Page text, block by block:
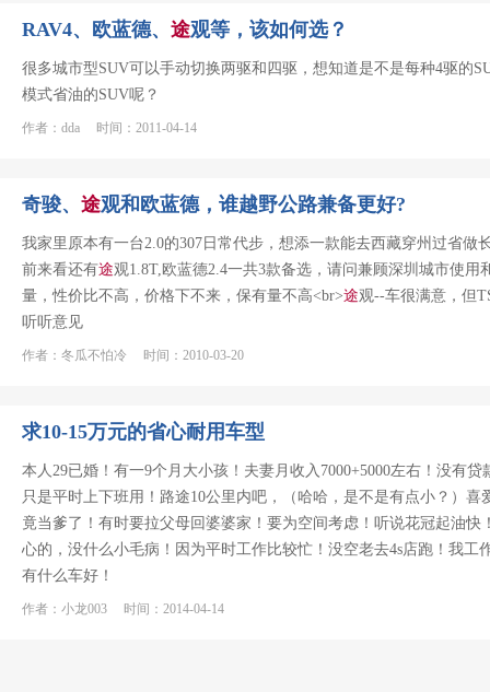
RAV4、欧蓝德、 途观等，该如何选？
很多城市型SUV可以手动切换两驱和四驱，想知道是不是每种4驱的
模式省油的SUV呢？
作者：dda 时间：2011-04-14
奇骏、 途观和欧蓝德，谁越野公路兼备更好?
我家里原本有一台2.0的307日常代步，想添一款能去西藏穿州过省
前来看还有途观1.8T,欧蓝德2.4一共3款备选，请问兼顾深圳城市使
量，性价比不高，价格下不来，保有量不高<br>途观--车很满意，但
听听意见
作者：冬瓜不怕冷 时间：2010-03-20
求10-15万元的省心耐用车型
本人29已婚！有一9个月大小孩！夫妻月收入7000+5000左右！没有
只是平时上下班用！路途10公里内吧，（哈哈，是不是有点小？）喜
竟当爹了！有时要拉父母回婆婆家！要为空间考虑！听说花冠起油
心的，没什么小毛病！因为平时工作比较忙！没空老去4s店跑！我
有什么车好！
作者：小龙003 时间：2014-04-14